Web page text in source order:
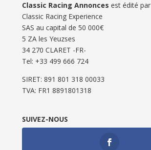
Classic Racing Annonces est édité par
Classic Racing Experience
SAS au capital de 50 000€
5 ZA les Yeuzses
34 270 CLARET -FR-
Tel: ‭+33 499 666 724‬
SIRET: 891 801 318 00033
TVA: FR1 8891801318
SUIVEZ-NOUS